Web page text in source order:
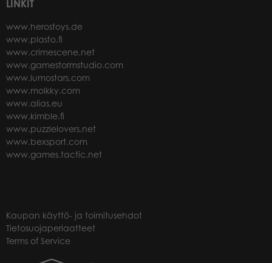
LINKIT
www.herostoys.de
www.plasto.fi
www.crimescene.net
www.gamestormstudio.com
www.lumostars.com
www.molkky.com
www.alias.eu
www.kimble.fi
www.puzzlelovers.net
www.bexsport.com
www.games.tactic.net
Kaupan käyttö- ja toimitusehdot
Tietosuojaperiaatteet
Terms of Service